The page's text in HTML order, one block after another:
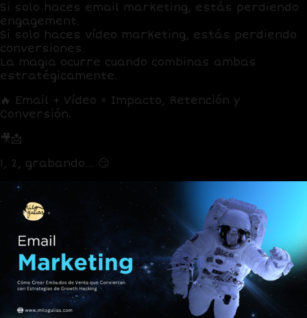
Si solo haces email marketing, estás perdiendo
engagement.
Si solo haces vídeo marketing, estás perdiendo
conversiones.
La magia ocurre cuando combinas ambas
estratégicamente.
🔥 Email + Vídeo = Impacto, Retención y
Conversión.
🎥📩
1, 2, grabando… 😏